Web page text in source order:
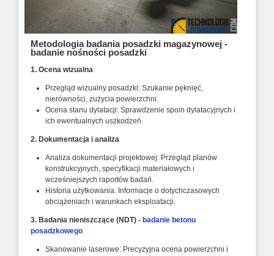
Metodologia badania posadzki magazynowej -
badanie nośności posadzki
1. Ocena wizualna
Przegląd wizualny posadzki: Szukanie pęknięć,
nierówności, zużycia powierzchni.
Ocena stanu dylatacji: Sprawdzenie spoin dylatacyjnych i
ich ewentualnych uszkodzeń.
2. Dokumentacja i analiza
Analiza dokumentacji projektowej: Przegląd planów
konstrukcyjnych, specyfikacji materiałowych i
wcześniejszych raportów badań.
Historia użytkowania: Informacje o dotychczasowych
obciążeniach i warunkach eksploatacji.
3. Badania nieniszczące (NDT) - badanie betonu
posadzkowego
Skanowanie laserowe: Precyzyjna ocena powierzchni i